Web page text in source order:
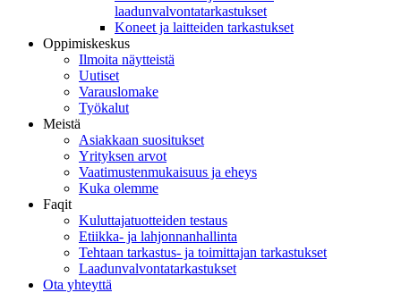
laadunvalvontatarkastukset
Koneet ja laitteiden tarkastukset
Oppimiskeskus
Ilmoita näytteistä
Uutiset
Varauslomake
Työkalut
Meistä
Asiakkaan suositukset
Yrityksen arvot
Vaatimustenmukaisuus ja eheys
Kuka olemme
Faqit
Kuluttajatuotteiden testaus
Etiikka- ja lahjonnanhallinta
Tehtaan tarkastus- ja toimittajan tarkastukset
Laadunvalvontatarkastukset
Ota yhteyttä